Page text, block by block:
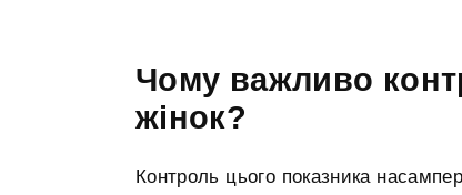
Чому важливо
жінок?
Контроль цього показника